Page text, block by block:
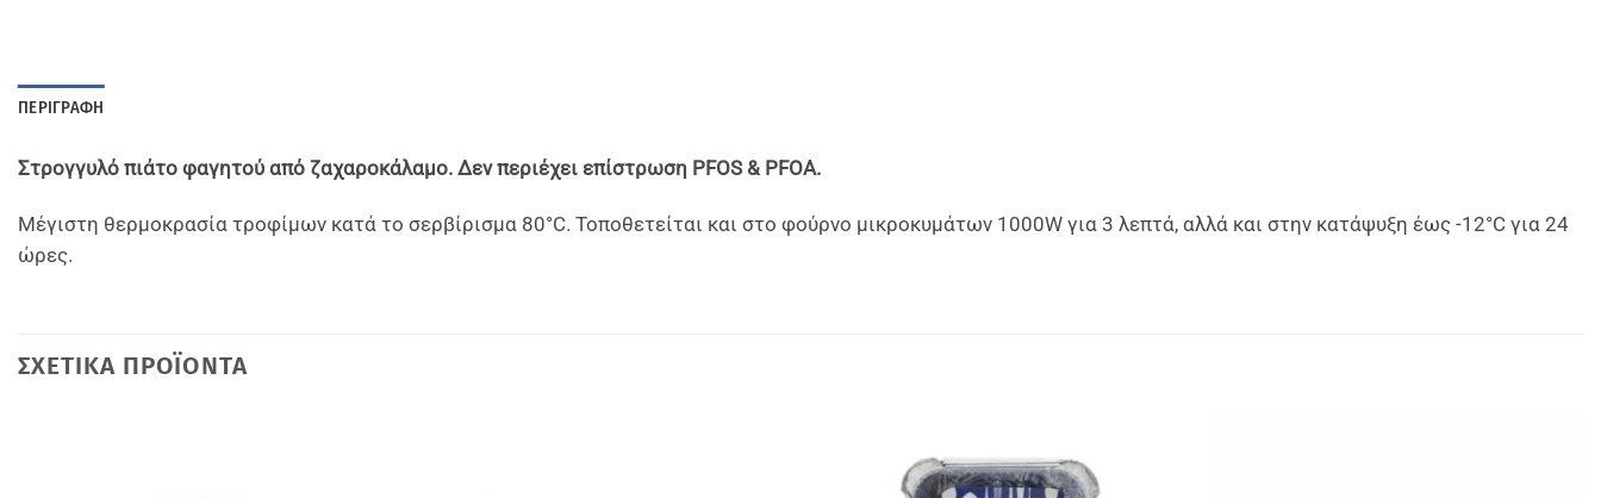
ΠΕΡΙΓΡΑΦΉ
Στρογγυλό πιάτο φαγητού από ζαχαροκάλαμο. Δεν περιέχει επίστρωση PFOS & PFOA.
Μέγιστη θερμοκρασία τροφίμων κατά το σερβίρισμα 80°C. Τοποθετείται και στο φούρνο μικροκυμάτων 1000W για 3 λεπτά, αλλά και στην κατάψυξη έως -12°C για 24
ώρες.
ΣΧΕΤΙΚΆ ΠΡΟΪΌΝΤΑ